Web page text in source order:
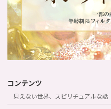
コンテンツ
見えない世界、スピリチュアルな話